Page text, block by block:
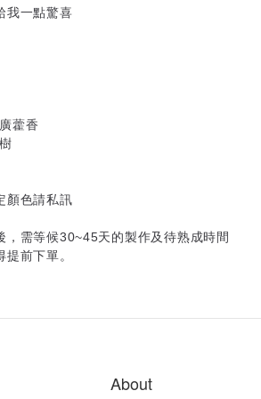
我一點驚喜
廣藿香
顏色請私訊
，需等候30~45天的製作及待熟成時間
前下單。
About